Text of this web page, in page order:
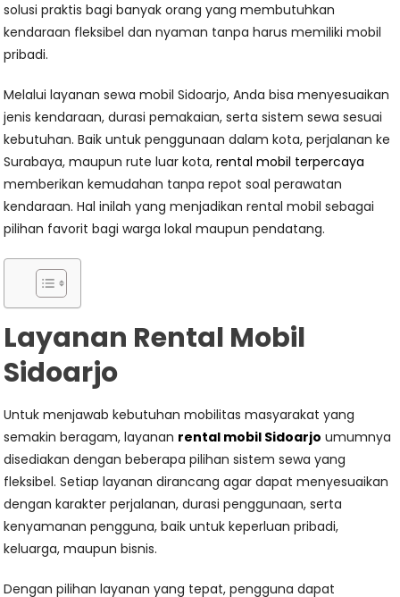
solusi praktis bagi banyak orang yang membutuhkan
kendaraan fleksibel dan nyaman tanpa harus memiliki mobil
pribadi.
Melalui layanan sewa mobil Sidoarjo, Anda bisa menyesuaikan
jenis kendaraan, durasi pemakaian, serta sistem sewa sesuai
kebutuhan. Baik untuk penggunaan dalam kota, perjalanan ke
Surabaya, maupun rute luar kota,rental mobil terpercaya
memberikan kemudahan tanpa repot soal perawatan
kendaraan. Hal inilah yang menjadikan rental mobil sebagai
pilihan favorit bagi warga lokal maupun pendatang.
Layanan Rental Mobil
Sidoarjo
Untuk menjawab kebutuhan mobilitas masyarakat yang
semakin beragam, layanan rental mobil Sidoarjo umumnya
disediakan dengan beberapa pilihan sistem sewa yang
fleksibel. Setiap layanan dirancang agar dapat menyesuaikan
dengan karakter perjalanan, durasi penggunaan, serta
kenyamanan pengguna, baik untuk keperluan pribadi,
keluarga, maupun bisnis.
Dengan pilihan layanan yang tepat, pengguna dapat